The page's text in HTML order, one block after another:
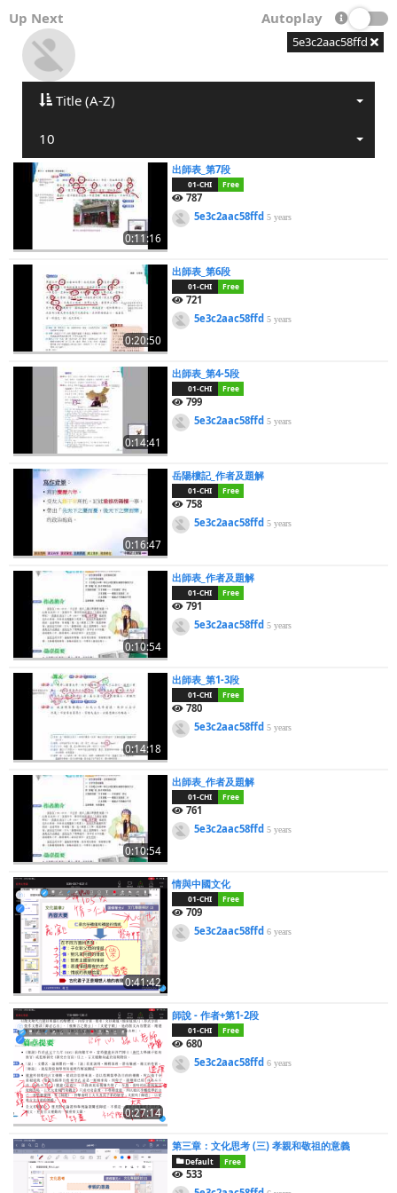
Up Next Autoplay
5e3c2aac58ffd
Title (A-Z)
10
0:11:16
出師表_第7段
01-CHI Free
787
5e3c2aac58ffd5 years
0:20:50
出師表_第6段
01-CHI Free
721
5e3c2aac58ffd5 years
0:14:41
出師表_第4-5段
01-CHI Free
799
5e3c2aac58ffd5 years
0:16:47
岳陽樓記_作者及題解
01-CHI Free
758
5e3c2aac58ffd5 years
0:10:54
出師表_作者及題解
01-CHI Free
791
5e3c2aac58ffd5 years
0:14:18
出師表_第1-3段
01-CHI Free
780
5e3c2aac58ffd5 years
0:10:54
出師表_作者及題解
01-CHI Free
761
5e3c2aac58ffd5 years
0:41:42
情與中國文化
01-CHI Free
709
5e3c2aac58ffd6 years
0:27:14
師說 - 作者+第1-2段
01-CHI Free
680
5e3c2aac58ffd6 years
第三章：文化思考 (三) 孝親和敬祖的意義
Default Free
533